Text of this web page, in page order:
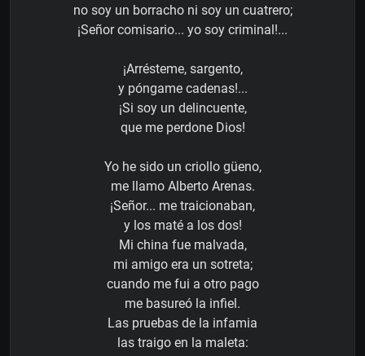
no soy un borracho ni soy un cuatrero;
¡Señor comisario... yo soy criminal!...
¡Arrésteme, sargento,
y póngame cadenas!...
¡Si soy un delincuente,
que me perdone Dios!
Yo he sido un criollo güeno,
me llamo Alberto Arenas.
¡Señor... me traicionaban,
y los maté a los dos!
Mi china fue malvada,
mi amigo era un sotreta;
cuando me fui a otro pago
me basureó la infiel.
Las pruebas de la infamia
las traigo en la maleta: